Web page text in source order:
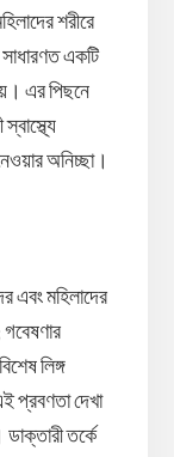
শরীরে
একটি
এর পিছনে
অনিচ্ছা।
এবং মহিলাদের
লিঙ্গ
প্রবণতা দেখা
তর্কে